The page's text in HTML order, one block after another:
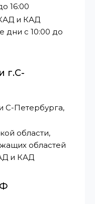
16:00
и КАД
дни с 10:00 до
г.С-
С-Петербурга,
области,
областей
и КАД